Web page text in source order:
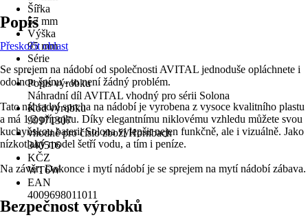
Šířka
57 mm
Výška
95 mm
Série
-
Popis výrobku
Náhradní díl AVITAL vhodný pro sérii Solona
Kód výrobku
99971307
vhodné pro číslo zboží Hornbach
340516
KČZ
WT6W
EAN
4009698011011
Popis
Přeskočit oblast
Se sprejem na nádobí od společnosti AVITAL jednoduše opláchnete i
odolnou špínu - to není žádný problém.
Tato náhradní sprcha na nádobí je vyrobena z vysoce kvalitního plastu
a má 1/2 přípojku. Díky elegantnímu niklovému vzhledu můžete svou
kuchyňskou baterii Solona vylepšit nejen funkčně, ale i vizuálně. Jako
nízkotlaký model šetří vodu, a tím i peníze.
Na závěr: Dokonce i mytí nádobí je se sprejem na mytí nádobí zábava.
Bezpečnost výrobků